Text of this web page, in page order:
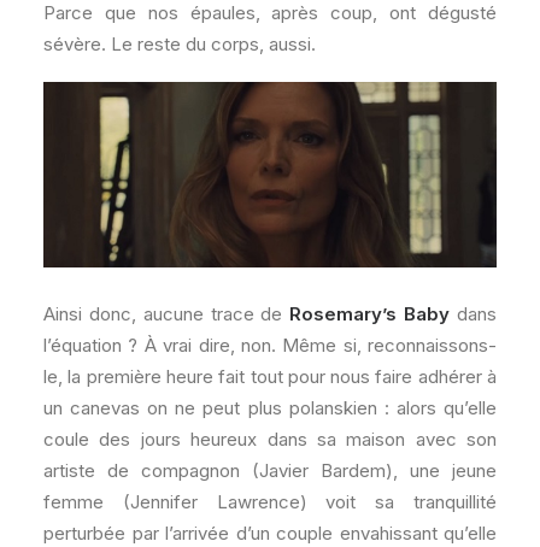
Parce que nos épaules, après coup, ont dégusté
sévère. Le reste du corps, aussi.
Ainsi donc, aucune trace de Rosemary’s Baby dans
l’équation ? À vrai dire, non. Même si, reconnaissons-
le, la première heure fait tout pour nous faire adhérer à
un canevas on ne peut plus polanskien : alors qu’elle
coule des jours heureux dans sa maison avec son
artiste de compagnon (Javier Bardem), une jeune
femme (Jennifer Lawrence) voit sa tranquillité
perturbée par l’arrivée d’un couple envahissant qu’elle